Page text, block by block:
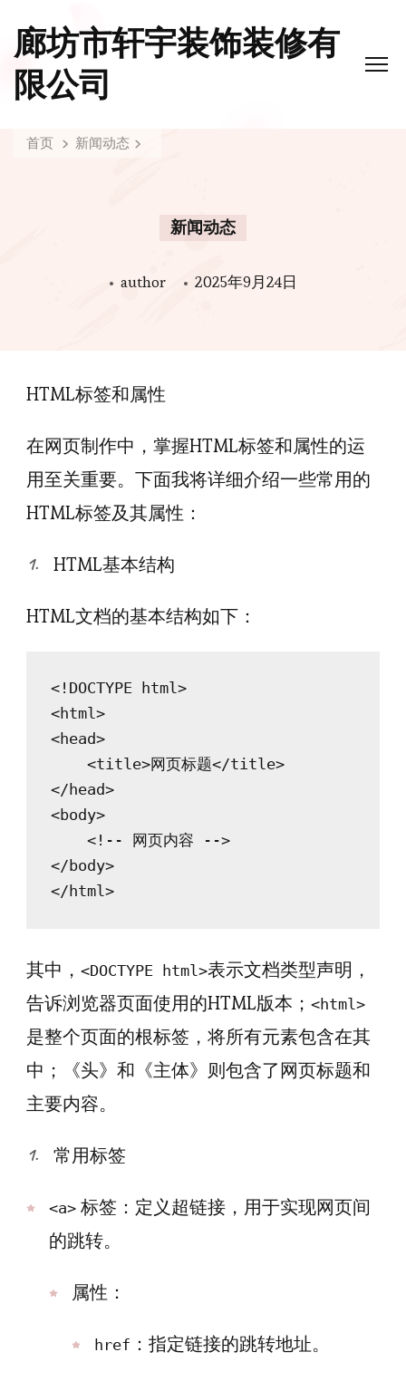
廊坊市轩宇装饰装修有
限公司
首页 新闻动态
新闻动态
author 2025年9月24日
HTML标签和属性
在网页制作中，掌握HTML标签和属性的运
用至关重要。下面我将详细介绍一些常用的
HTML标签及其属性：
HTML基本结构
HTML文档的基本结构如下：
<!DOCTYPE html>
<html>
<head>
    <title>网页标题</title>
</head>
<body>
    <!-- 网页内容 -->
</body>
其中， <DOCTYPE html>表示文档类型声明，
告诉浏览器页面使用的HTML版本； <html>
是整个页面的根标签，将所有元素包含在其
中；《头》和《主体》则包含了网页标题和
主要内容。
常用标签
<a> 标签：定义超链接，用于实现网页间
的跳转。
属性：
href ：指定链接的跳转地址。